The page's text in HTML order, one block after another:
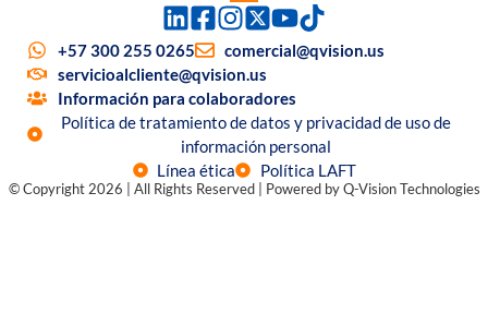
+57 300 255 0265
comercial@qvision.us
servicioalcliente@qvision.us
Información para colaboradores
Política de tratamiento de datos y privacidad de uso de
información personal
Línea ética
Política LAFT
© Copyright 2026 | All Rights Reserved | Powered by Q-Vision Technologies